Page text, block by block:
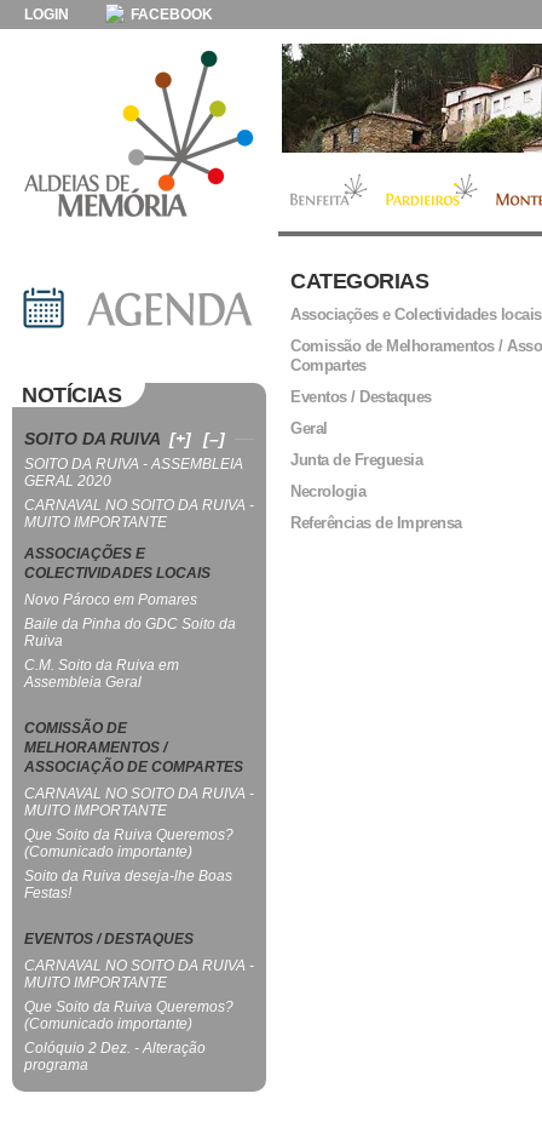
LOGIN FACEBOOK
CATEGORIAS
Associações e Colectividades locais
Comissão de Melhoramentos /
Compartes
Eventos / Destaques
Geral
Junta de Freguesia
Necrologia
Referências de Imprensa
NOTÍCIAS
SOITO DA RUIVA [+] [–]
SOITO DA RUIVA - ASSEMBLEIA
GERAL 2020
CARNAVAL NO SOITO DA RUIVA -
MUITO IMPORTANTE
ASSOCIAÇÕES E
COLECTIVIDADES LOCAIS
Novo Pároco em Pomares
Baile da Pinha do GDC Soito da
Ruiva
C.M. Soito da Ruiva em
Assembleia Geral
COMISSÃO DE
MELHORAMENTOS /
ASSOCIAÇÃO DE COMPARTES
CARNAVAL NO SOITO DA RUIVA -
MUITO IMPORTANTE
Que Soito da Ruiva Queremos?
(Comunicado importante)
Soito da Ruiva deseja-lhe Boas
Festas!
EVENTOS / DESTAQUES
CARNAVAL NO SOITO DA RUIVA -
MUITO IMPORTANTE
Que Soito da Ruiva Queremos?
(Comunicado importante)
Colóquio 2 Dez. - Alteração
programa